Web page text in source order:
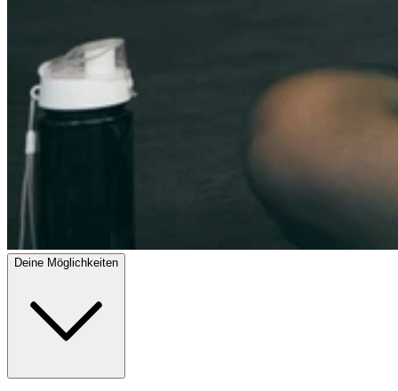
Deine Möglichkeiten